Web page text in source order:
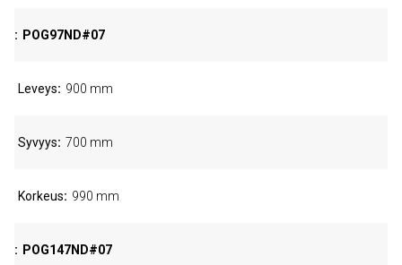
POG97ND#07
Leveys 900 mm
Syvyys 700 mm
Korkeus 990 mm
POG147ND#07